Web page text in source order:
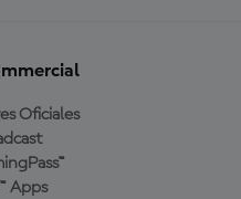
Oficiales
Apps